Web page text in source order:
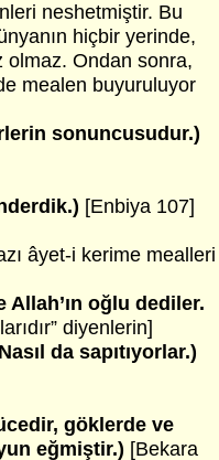
neshetmiştir. Bu
hiçbir yerinde,
olmaz. Ondan sonra,
mealen buyuruluyor
sonuncusudur.)
[Enbiya 107]
âyet-i kerime mealleri
Allah’ın oğlu dediler.
diyenlerin]
da sapıtıyorlar.)
göklerde ve
eğmiştir.) [Bekara